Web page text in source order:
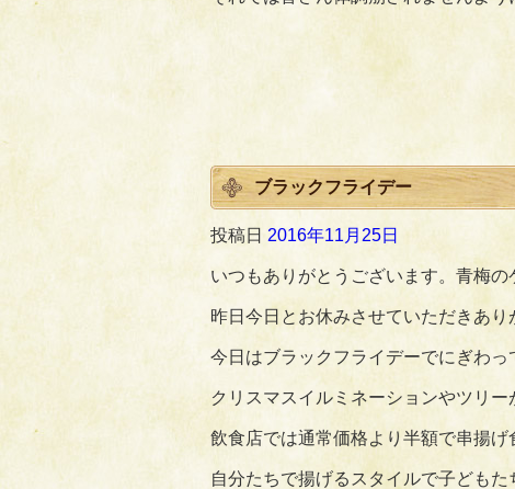
ブラックフライデー
投稿日 2016年11月25日
いつもありがとうございます。青梅の
昨日今日とお休みさせていただきあり
今日はブラックフライデーでにぎわっ
クリスマスイルミネーションやツリ
飲食店では通常価格より半額で串揚げ
自分たちで揚げるスタイルで子ども